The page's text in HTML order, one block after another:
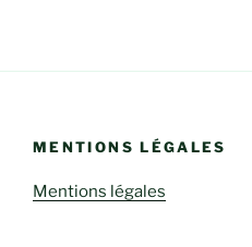
MENTIONS LÉGALES
Mentions légales